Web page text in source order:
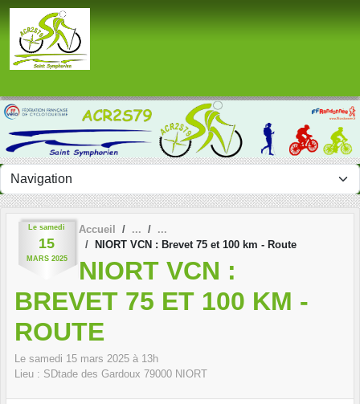
Le samedi
15
MARS 2025
Accueil
NIORT VCN : Brevet 75 et 100 km - Route
NIORT VCN :
BREVET 75 ET 100 KM -
ROUTE
Le samedi 15 mars 2025 à 13h
Lieu : SDtade des Gardoux 79000 NIORT
Panneau de gestion des cookies